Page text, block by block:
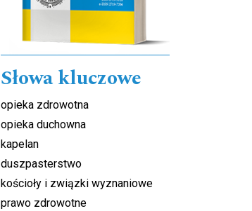
Słowa kluczowe
opieka zdrowotna
opieka duchowna
kapelan
duszpasterstwo
kościoły i związki wyznaniowe
prawo zdrowotne